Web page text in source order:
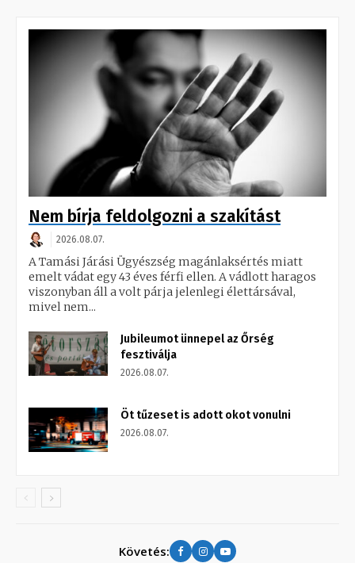
Nem bírja feldolgozni a szakítást
2026.08.07.
A Tamási Járási Ügyészség magánlaksértés miatt
emelt vádat egy 43 éves férfi ellen. A vádlott haragos
viszonyban áll a volt párja jelenlegi élettársával,
mivel nem...
Jubileumot ünnepel az Őrség
fesztiválja
2026.08.07.
Öt tűzeset is adott okot vonulni
2026.08.07.
Követés: